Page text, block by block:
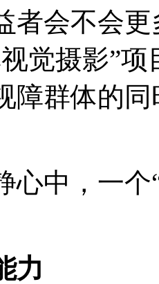
者会不会
觉摄影”
障群体的
心中，一
力